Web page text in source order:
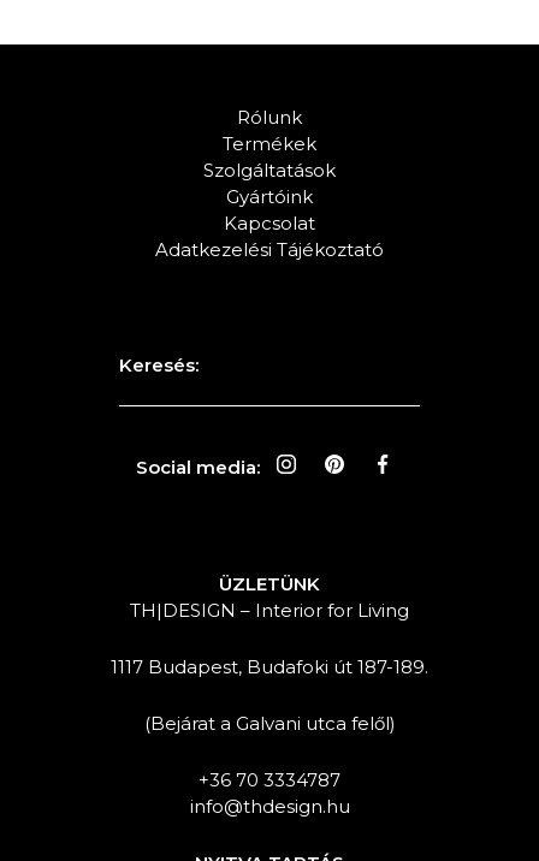
Rólunk
Termékek
Szolgáltatások
Gyártóink
Kapcsolat
Adatkezelési Tájékoztató
Keresés:
Social media:
ÜZLETÜNK
TH|DESIGN – Interior for Living
1117 Budapest, Budafoki út 187-189.
(Bejárat a Galvani utca felől)
+36 70 3334787
info@thdesign.hu